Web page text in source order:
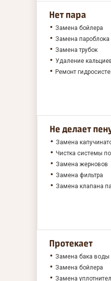
Нет пара
Замена бойлера
Замена пароблока
Замена трубок
Удаление
Ремонт
Не делает
Замена
Чистка системы
Замена жерновов
Замена фильтра
Замена клапана
Протекает
Замена бака воды
Замена бойлера
Замена